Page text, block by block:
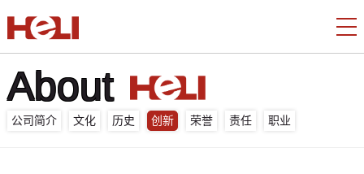
About
公司简介 文化 历史 创新 荣誉 责任 职业